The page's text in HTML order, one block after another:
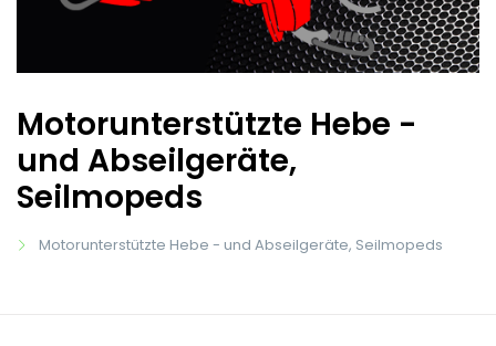
Motorunterstützte Hebe -
und Abseilgeräte,
Seilmopeds
Motorunterstützte Hebe - und Abseilgeräte, Seilmopeds